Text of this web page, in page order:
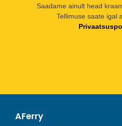
Saadame ainult head
Tellimuse saate igal
AFerry